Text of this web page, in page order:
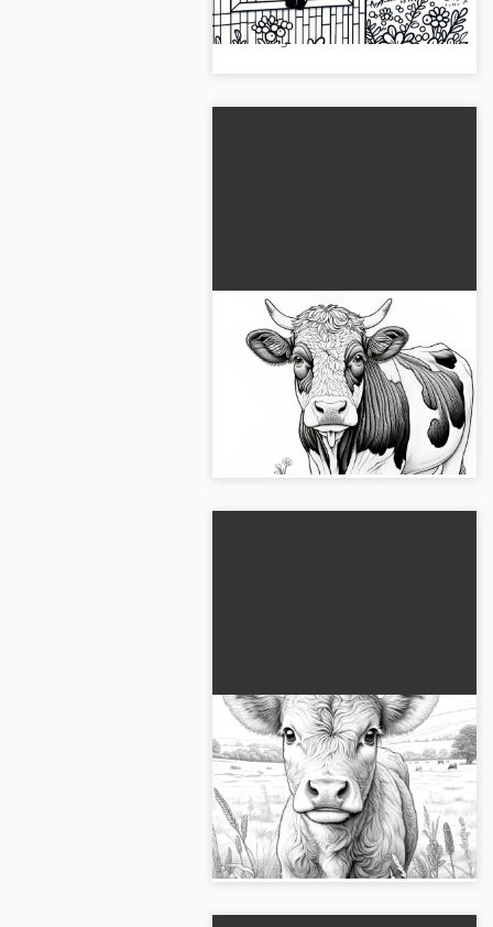
un establo. ¡Empieza ahora,
descárgala!...
Imagen para colorear
detallada de una vaca:
Gratis para descargar
Dibujo para colorear de una vaca
en alta calidad. ¡Descárgalo gratis
ahora y colorea en línea!...
Vaca en el prado: Plantilla
de colorear detallada
(Gratis)
Consigue la plantilla de dibujo
gratuita de una vaca en el prado.
¡Descárgala ahora y colorea!...